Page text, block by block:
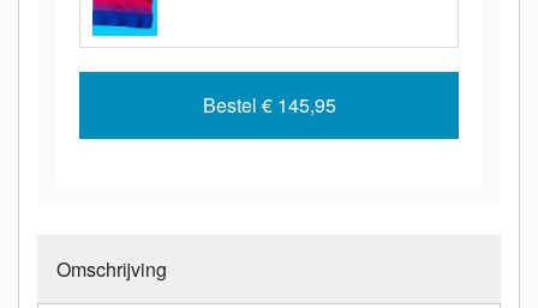
Bestel € 145,95
Omschrijving